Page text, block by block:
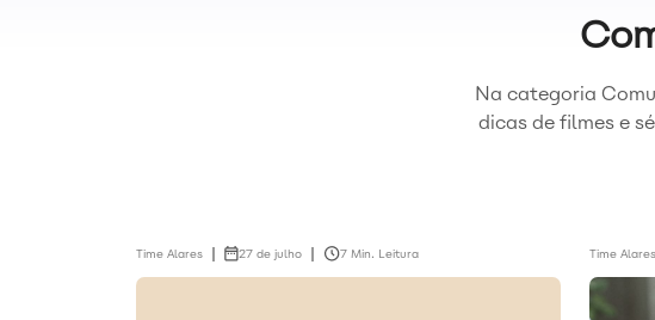
Na categoria
dicas de filmes e
Time Alares 27 de julho 7 Min. Leitura Time Alares